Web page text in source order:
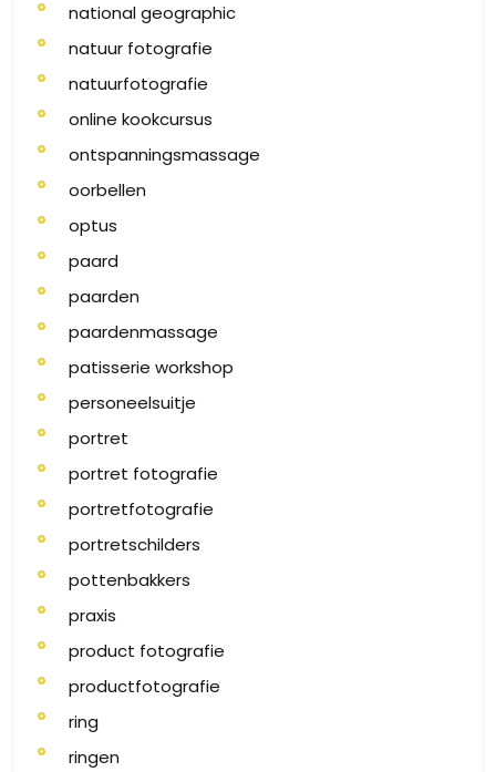
national geographic
natuur fotografie
natuurfotografie
online kookcursus
ontspanningsmassage
oorbellen
optus
paard
paarden
paardenmassage
patisserie workshop
personeelsuitje
portret
portret fotografie
portretfotografie
portretschilders
pottenbakkers
praxis
product fotografie
productfotografie
ring
ringen